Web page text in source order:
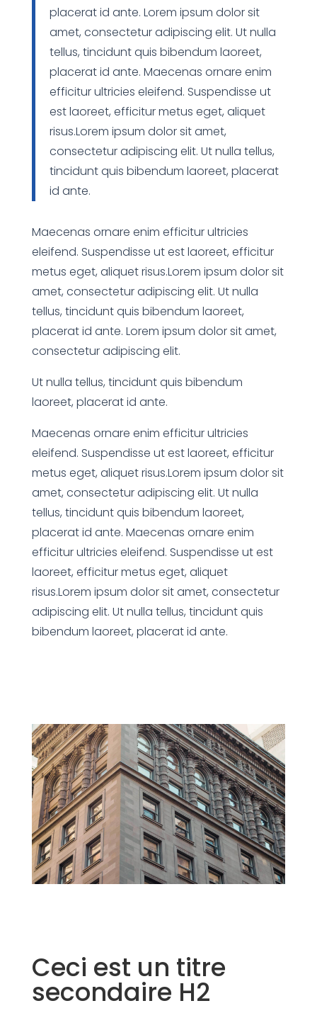
placerat id ante. Lorem ipsum dolor sit
amet, consectetur adipiscing elit. Ut nulla
tellus, tincidunt quis bibendum laoreet,
placerat id ante. Maecenas ornare enim
efficitur ultricies eleifend. Suspendisse ut
est laoreet, efficitur metus eget, aliquet
risus.Lorem ipsum dolor sit amet,
consectetur adipiscing elit. Ut nulla tellus,
tincidunt quis bibendum laoreet, placerat
id ante.
Maecenas ornare enim efficitur ultricies
eleifend. Suspendisse ut est laoreet, efficitur
metus eget, aliquet risus.Lorem ipsum dolor sit
amet, consectetur adipiscing elit. Ut nulla
tellus, tincidunt quis bibendum laoreet,
placerat id ante. Lorem ipsum dolor sit amet,
consectetur adipiscing elit.
Ut nulla tellus, tincidunt quis bibendum
laoreet, placerat id ante.
Maecenas ornare enim efficitur ultricies
eleifend. Suspendisse ut est laoreet, efficitur
metus eget, aliquet risus.Lorem ipsum dolor sit
amet, consectetur adipiscing elit. Ut nulla
tellus, tincidunt quis bibendum laoreet,
placerat id ante. Maecenas ornare enim
efficitur ultricies eleifend. Suspendisse ut est
laoreet, efficitur metus eget, aliquet
risus.Lorem ipsum dolor sit amet, consectetur
adipiscing elit. Ut nulla tellus, tincidunt quis
bibendum laoreet, placerat id ante.
Ceci est un titre
secondaire H2